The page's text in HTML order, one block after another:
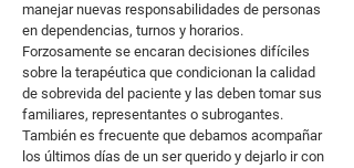
manejar nuevas responsabilidades de personas
en dependencias, turnos y horarios.
Forzosamente se encaran decisiones difíciles
sobre la terapéutica que condicionan la calidad
de sobrevida del paciente y las deben tomar sus
familiares, representantes o subrogantes.
También es frecuente que debamos acompañar
los últimos días de un ser querido y dejarlo ir con